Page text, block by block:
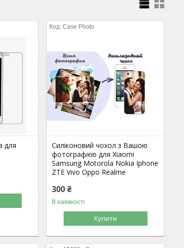
для
Case Photo
Силіконовий чохол з Вашою
фотографією для Xiaomi
Samsung Motorola Nokia Iphone
ZTE Vivo Oppo Realme
300 ₴
В наявності
Купити